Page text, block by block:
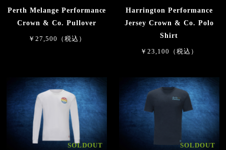
Perth Melange Performance
Crown & Co. Pullover
￥27,500（税込）
Harrington Performance
Jersey Crown & Co. Polo
Shirt
￥23,100（税込）
SOLDOUT SOLDOUT